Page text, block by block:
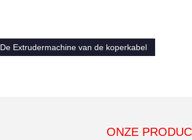
De Extrudermachine van de koperkabel
ONZE